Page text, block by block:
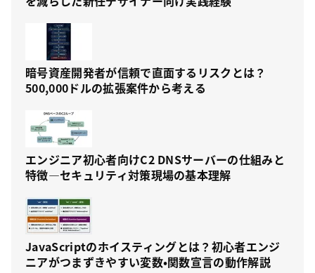
暗号資産開発者が信頼で直面するリスクとは？
500,000ドルの拡張案件から考える
エンジニア初心者向けC2 DNSサーバーの仕組みと
特徴—セキュリティ対策現場の基本理解
JavaScriptのホイスティングとは？初心者エンジ
ニアがつまずきやすい変数・関数宣言の動作解説